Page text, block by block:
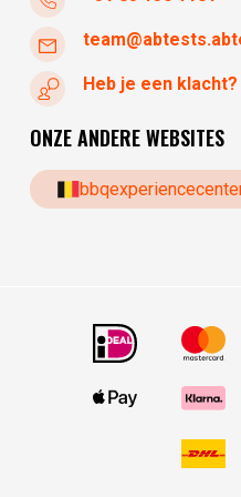
Heb je een klacht?
ONZE ANDERE WEBSITES